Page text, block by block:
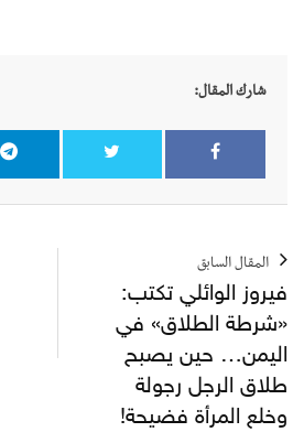
شارك المقال:
المقال السابق
فيروز الوائلي تكتب:
«شرطة الطلاق» في
اليمن… حين يصبح
طلاق الرجل رجولة
وخلع المرأة فضيحة!